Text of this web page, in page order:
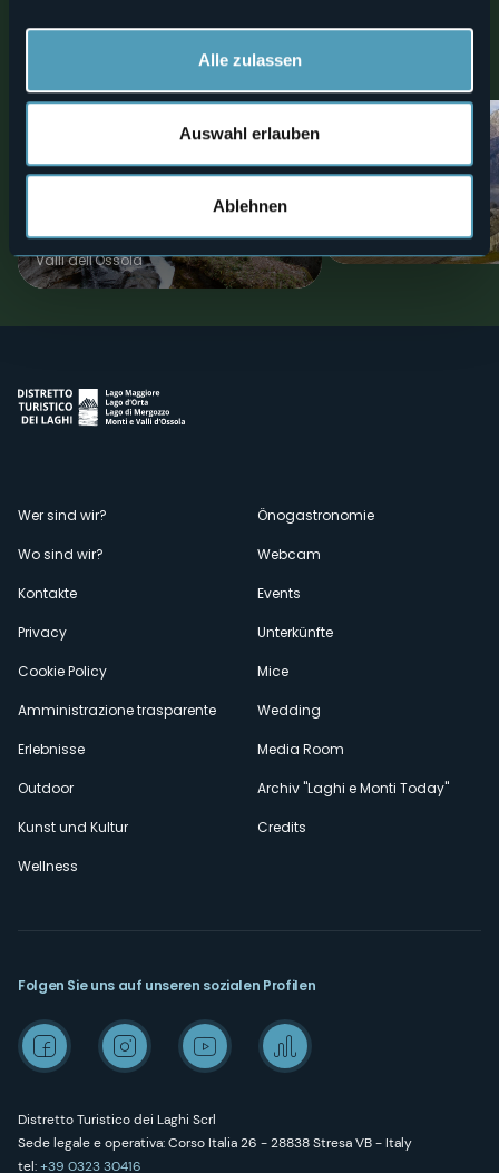
Alle zulassen
Auswahl erlauben
Ablehnen
Nahe
Entdecken Sie Orte, Erlebnisse und Aktivitäten in der Nähe
2
Bike
MTB-ROUTE: Ortschaften des
Val Antigorio
Valli dell'Ossola
Dörfer
Berge
Menù
secondario
Wer sind wir?
Wo sind wir?
Kontakte
Privacy
Cookie Policy
Amministrazione trasparente
Erlebnisse
Outdoor
Kunst und Kultur
Wellness
Önogastronomie
Webcam
Events
Unterkünfte
Mice
Wedding
Media Room
Archiv "Laghi e Monti Today"
Credits
Distretto Turistico dei Laghi Scrl
Sede legale e operativa: Corso Italia 26 - 28838 Stresa VB - Italy
tel:+39 0323 30416
Folgen Sie uns auf unseren sozialen Profilen